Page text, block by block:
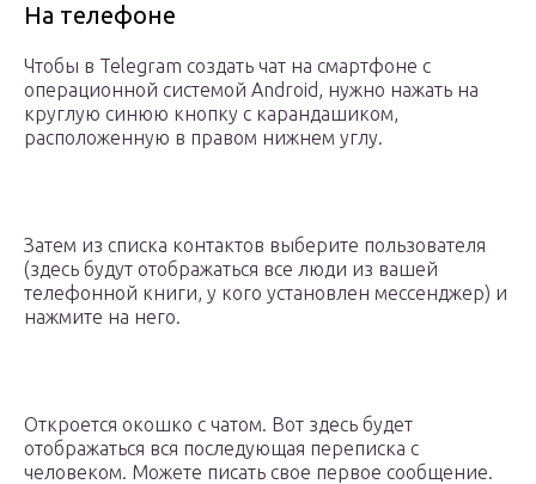
На телефоне
Чтобы в Telegram создать чат на смартфоне с
операционной системой Android, нужно нажать на
круглую синюю кнопку с карандашиком,
расположенную в правом нижнем углу.
Затем из списка контактов выберите пользователя
(здесь будут отображаться все люди из вашей
телефонной книги, у кого установлен мессенджер) и
нажмите на него.
Откроется окошко с чатом. Вот здесь будет
отображаться вся последующая переписка с
человеком. Можете писать свое первое сообщение.